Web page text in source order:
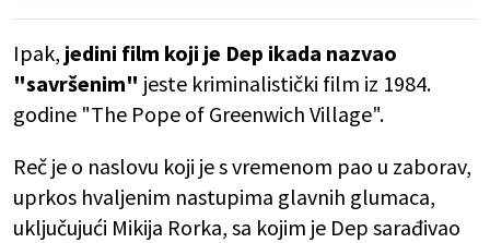
Ipak, jedini film koji je Dep ikada nazvao
"savršenim" jeste kriminalistički film iz 1984.
godine "The Pope of Greenwich Village".
Reč je o naslovu koji je s vremenom pao u zaborav,
uprkos hvaljenim nastupima glavnih glumaca,
uključujući Mikija Rorka, sa kojim je Dep sarađivao